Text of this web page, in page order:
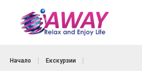
Начало Екскурзии